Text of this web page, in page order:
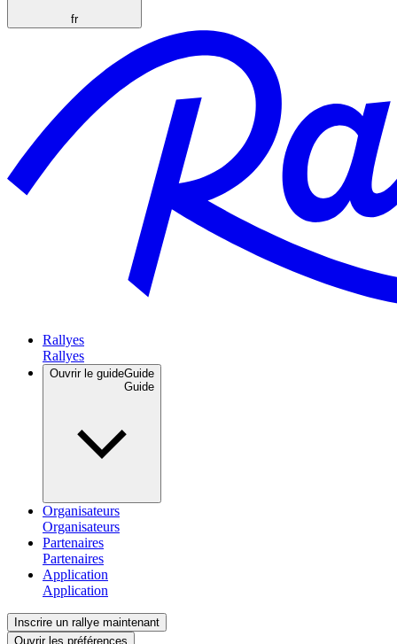
fr
Rallyes
Ouvrir le guideGuide
Organisateurs
Partenaires
Application
Inscrire un rallye maintenant
Ouvrir les préférences